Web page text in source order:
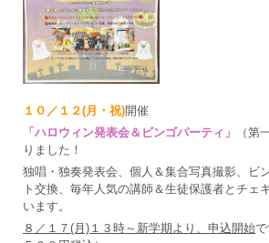
１０／１２(月・祝)開催
「ハロウィン発表会＆ビンゴパーティ」
（第
りました！
独唱・独奏発表会、個人＆集合写真撮影、ビ
ト交換、毎年人気の講師＆生徒保護者とチェ
います。
８／１７(月)１３時～新学期より、申込開始